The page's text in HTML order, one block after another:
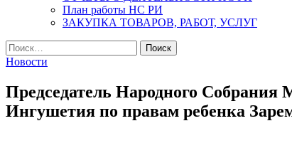
План работы НС РИ
ЗАКУПКА ТОВАРОВ, РАБОТ, УСЛУГ
Найти:
Новости
Председатель Народного Собрания
Ингушетия по правам ребенка